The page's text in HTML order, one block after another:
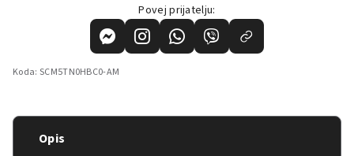
Povej prijatelju:
Koda: SCM5TN0HBC0-AM
Opis